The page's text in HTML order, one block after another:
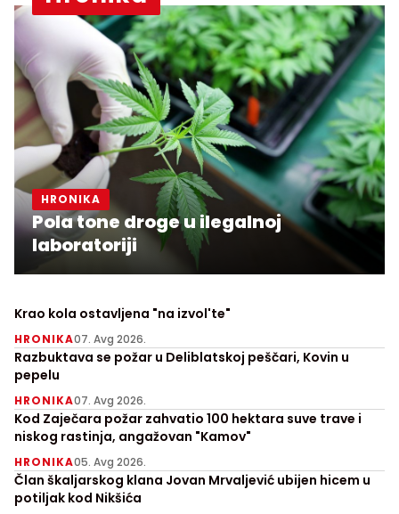
HRONIKA
Pola tone droge u ilegalnoj
laboratoriji
Krao kola ostavljena "na izvol'te"
HRONIKA07. Avg 2026.
Razbuktava se požar u Deliblatskoj peščari, Kovin u
pepelu
HRONIKA07. Avg 2026.
Kod Zaječara požar zahvatio 100 hektara suve trave i
niskog rastinja, angažovan "Kamov"
HRONIKA05. Avg 2026.
Član škaljarskog klana Jovan Mrvaljević ubijen hicem u
potiljak kod Nikšića